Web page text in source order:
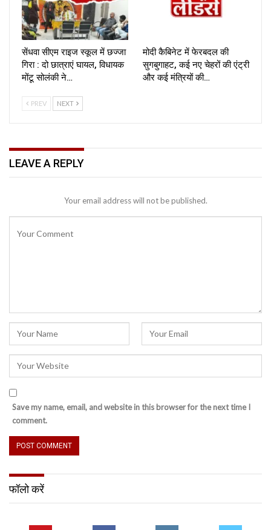
सेंधवा सीएम राइज स्कूल में छज्जा
गिरा : दो छात्राएं घायल, विधायक
मोंटू सोलंकी ने…
मोदी कैबिनेट में फेरबदल की
सुगबुगाहट, कई नए चेहरों की एंट्री
और कई मंत्रियों की…
PREV NEXT
LEAVE A REPLY
Your email address will not be published.
Save my name, email, and website in this browser for the next time I
comment.
फॉलो करें